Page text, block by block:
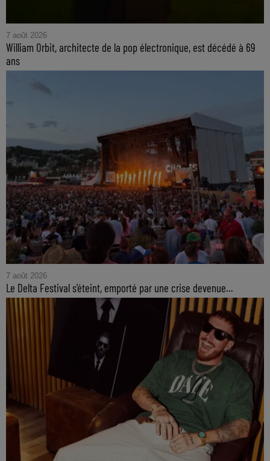
7 août 2026
William Orbit, architecte de la pop électronique, est décédé à 69
ans
7 août 2026
Le Delta Festival s'éteint, emporté par une crise devenue...